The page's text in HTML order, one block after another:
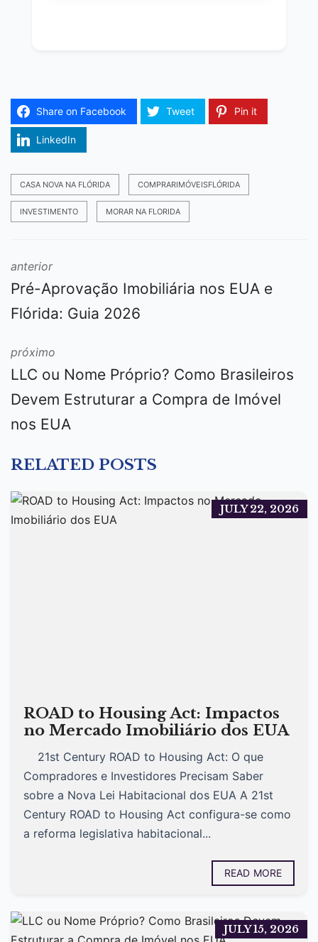
Share on Facebook Tweet Pin it
LinkedIn
CASA NOVA NA FLÓRIDA COMPRARIMÓVEISFLÓRIDA
INVESTIMENTO MORAR NA FLORIDA
anterior
Pré-Aprovação Imobiliária nos EUA e
Flórida: Guia 2026
próximo
LLC ou Nome Próprio? Como Brasileiros
Devem Estruturar a Compra de Imóvel
nos EUA
RELATED POSTS
JULY 22, 2026
ROAD to Housing Act: Impactos
no Mercado Imobiliário dos EUA
21st Century ROAD to Housing Act: O que
Compradores e Investidores Precisam Saber
sobre a Nova Lei Habitacional dos EUA A 21st
Century ROAD to Housing Act configura-se como
a reforma legislativa habitacional...
READ MORE
JULY 15, 2026